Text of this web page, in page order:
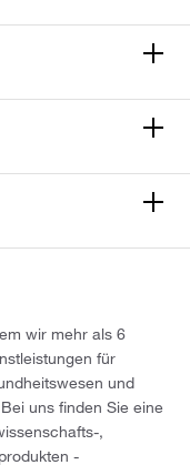
wir mehr als 6
für
und
uns finden Sie eine
,
-